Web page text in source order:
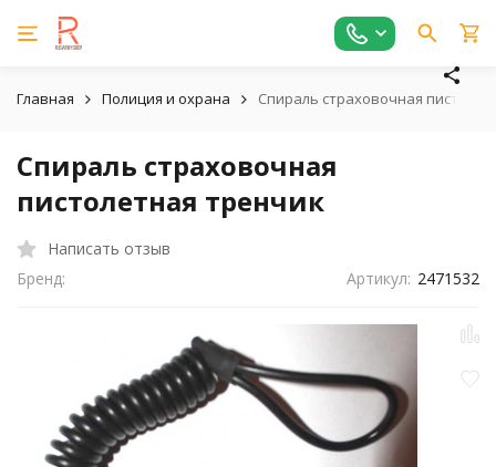
Главная Полиция и охрана Спираль страховочная
Спираль страховочная
пистолетная тренчик
Написать отзыв
Бренд:
Артикул: 2471532